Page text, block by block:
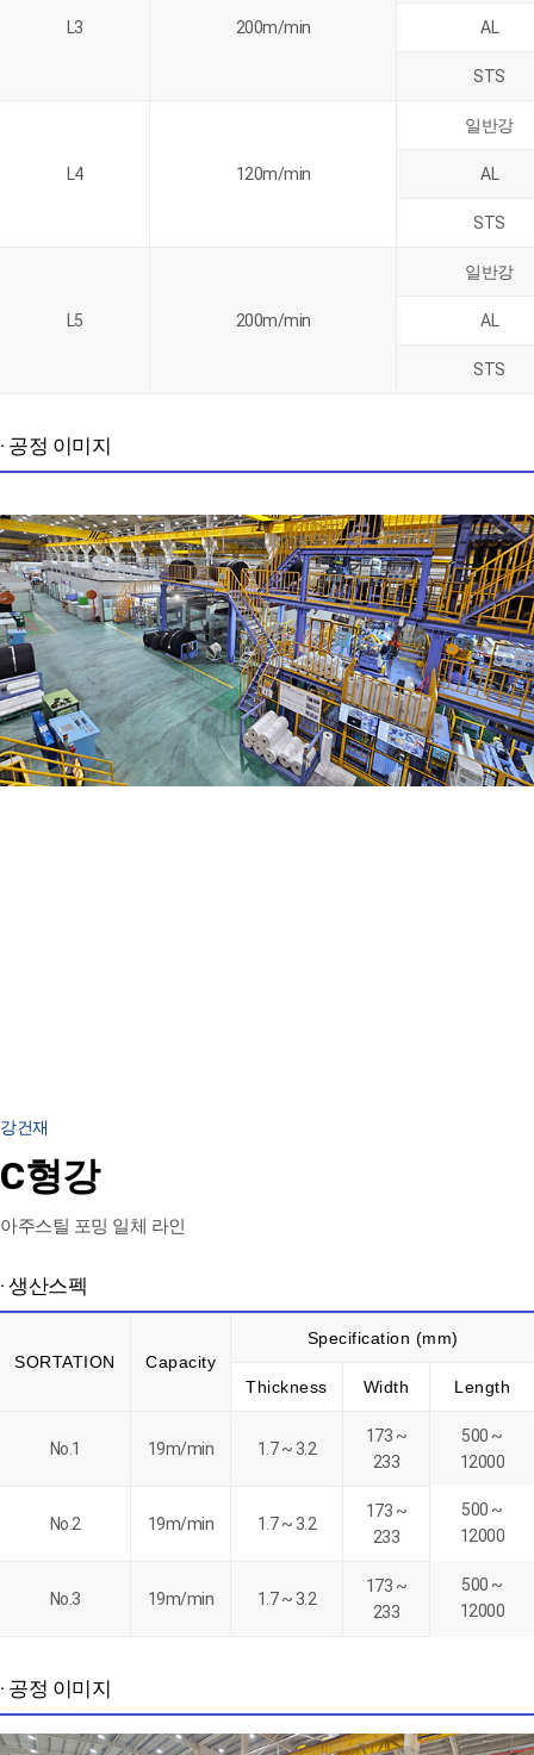
L3 200m/min AL
STS
L4 120m/min
일반강
AL
STS
L5 200m/min
일반강
AL
STS
· 공정 이미지
다음
강건재
C형강
아주스틸 포밍 일체 라인
· 생산스펙
SORTATION Capacity
Specification (mm)
Thickness Width Length
No.1 19m/min 1.7 ~ 3.2
173 ~
233
500 ~
12000
No.2 19m/min 1.7 ~ 3.2
173 ~
233
500 ~
12000
No.3 19m/min 1.7 ~ 3.2
173 ~
233
500 ~
12000
· 공정 이미지